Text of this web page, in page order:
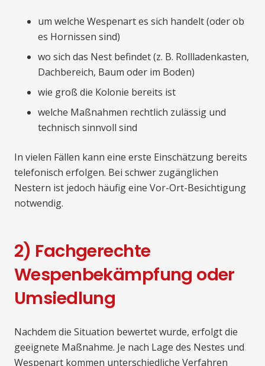
um welche Wespenart es sich handelt (oder ob
es Hornissen sind)
wo sich das Nest befindet (z. B. Rollladenkasten,
Dachbereich, Baum oder im Boden)
wie groß die Kolonie bereits ist
welche Maßnahmen rechtlich zulässig und
technisch sinnvoll sind
In vielen Fällen kann eine erste Einschätzung bereits
telefonisch erfolgen. Bei schwer zugänglichen
Nestern ist jedoch häufig eine Vor-Ort-Besichtigung
notwendig.
2) Fachgerechte
Wespenbekämpfung oder
Umsiedlung
Nachdem die Situation bewertet wurde, erfolgt die
geeignete Maßnahme. Je nach Lage des Nestes und
Wespenart kommen unterschiedliche Verfahren